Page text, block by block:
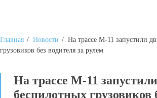
Главная / Новости / На трассе М-11 запустили
грузовиков без водителя за рулем
На трассе М-11
беспилотных грузовиков